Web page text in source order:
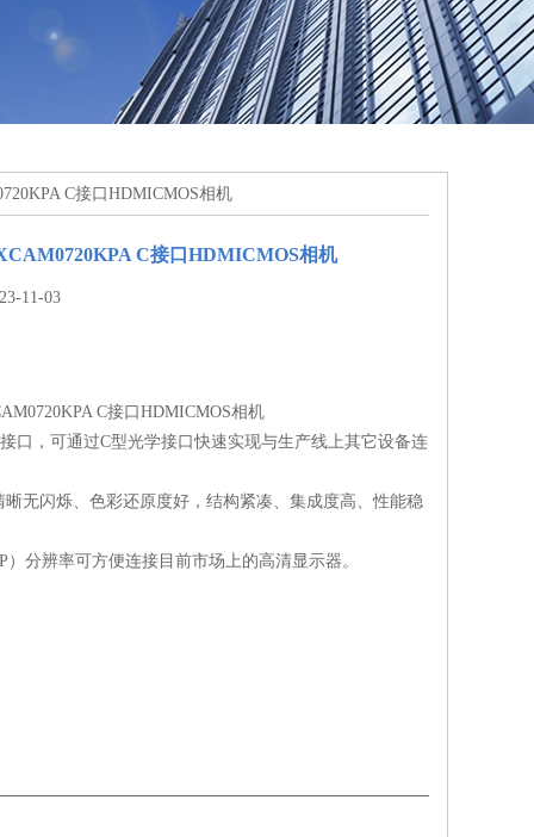
C接口HDMICMOS相机
C接口HDMICMOS相机
11-03
C接口HDMICMOS相机
口，可通过C型光学接口快速实现与生产线上其它设备连
晰无闪烁、色彩还原度好，结构紧凑、集成度高、性能稳
）分辨率可方便连接目前市场上的高清显示器。